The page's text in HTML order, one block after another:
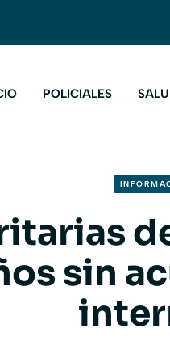
POLICIALES
sin